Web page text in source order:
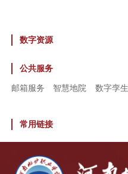
数字资源
公共服务
邮箱服务 智慧地院 数字孪
常用链接